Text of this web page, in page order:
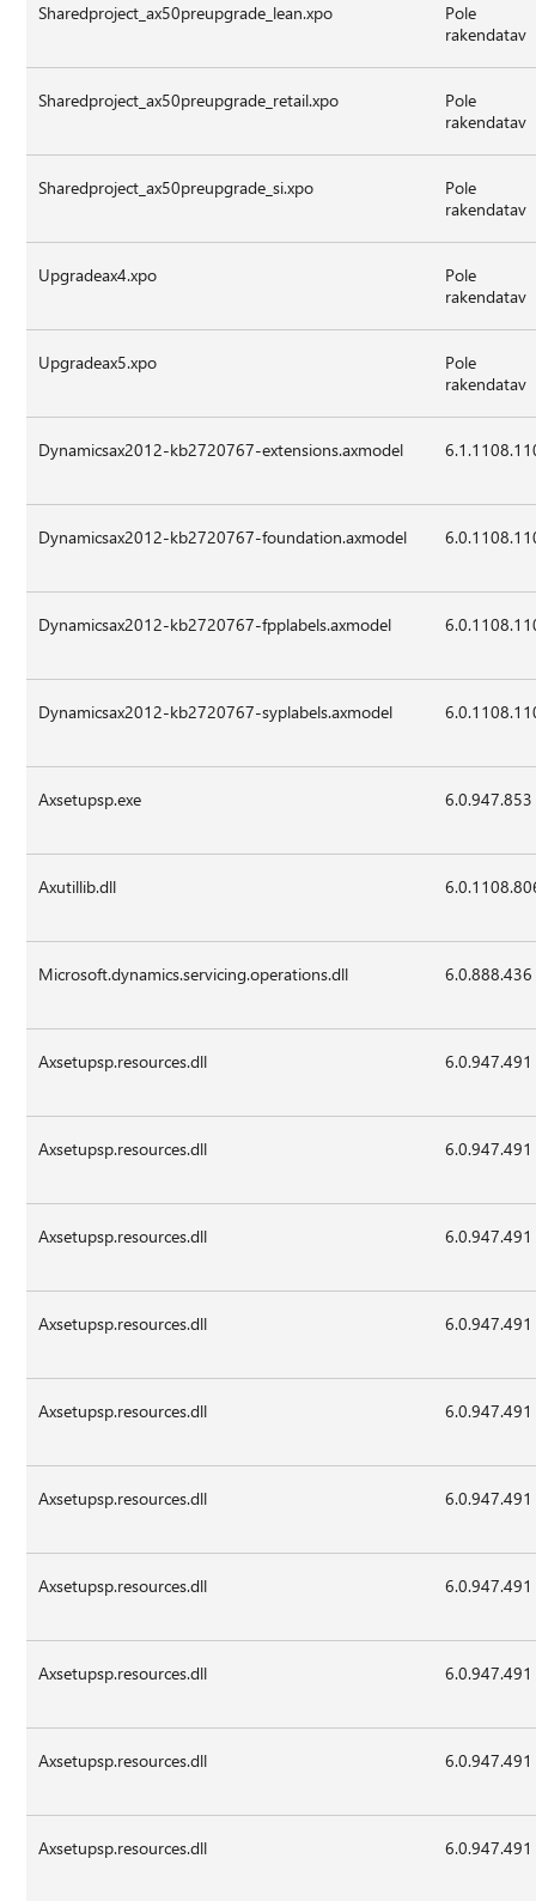
Sharedproject_ax50preupgrade_lean.xpo
Pole
rakendatav
Sharedproject_ax50preupgrade_retail.xpo
Pole
rakendatav
Sharedproject_ax50preupgrade_si.xpo
Pole
rakendatav
Upgradeax4.xpo
Pole
rakendatav
Upgradeax5.xpo
Pole
rakendatav
Dynamicsax2012-kb2720767-extensions.axmodel
Dynamicsax2012-kb2720767-foundation.axmodel
Dynamicsax2012-kb2720767-fpplabels.axmodel
Dynamicsax2012-kb2720767-syplabels.axmodel
Axsetupsp.exe 6.0.947.853
Axutillib.dll
Microsoft.dynamics.servicing.operations.dll 6.0.888.436
Axsetupsp.resources.dll 6.0.947.491
Axsetupsp.resources.dll 6.0.947.491
Axsetupsp.resources.dll 6.0.947.491
Axsetupsp.resources.dll 6.0.947.491
Axsetupsp.resources.dll 6.0.947.491
Axsetupsp.resources.dll 6.0.947.491
Axsetupsp.resources.dll 6.0.947.491
Axsetupsp.resources.dll 6.0.947.491
Axsetupsp.resources.dll 6.0.947.491
Axsetupsp.resources.dll 6.0.947.491